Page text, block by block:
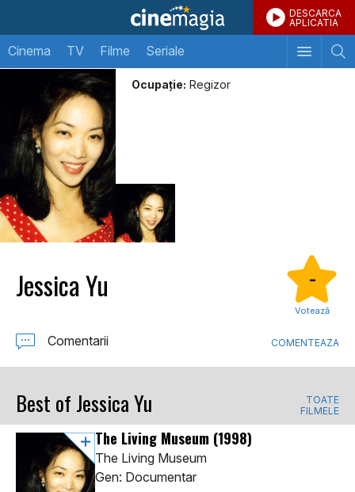
DESCARCA
APLICATIA
Cinema TV Filme Seriale
Ocupație: Regizor
Jessica Yu -
Votează
Comentarii COMENTEAZA
Best of Jessica Yu
TOATE
FILMELE
The Living Museum (1998)
The Living Museum
Gen: Documentar